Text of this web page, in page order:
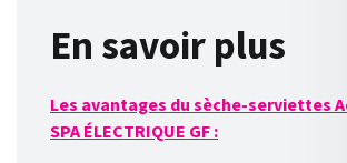
équipé d’un fil
compatible avec une nouvelle
déjà installés ! Connexion
En savoir plus
Les avantages du sèche-serviettes
SPA ÉLECTRIQUE GF :